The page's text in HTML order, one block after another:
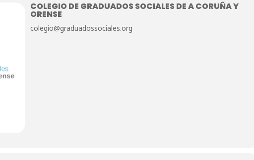
COLEGIO DE GRADUADOS SOCIALES DE A CORUÑA Y
ORENSE
colegio@graduadossociales.org